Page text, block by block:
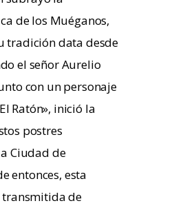
de los Muéganos,
tradición data desde
el señor Aurelio
con un personaje
Ratón», inició la
postres
Ciudad de
entonces, esta
de